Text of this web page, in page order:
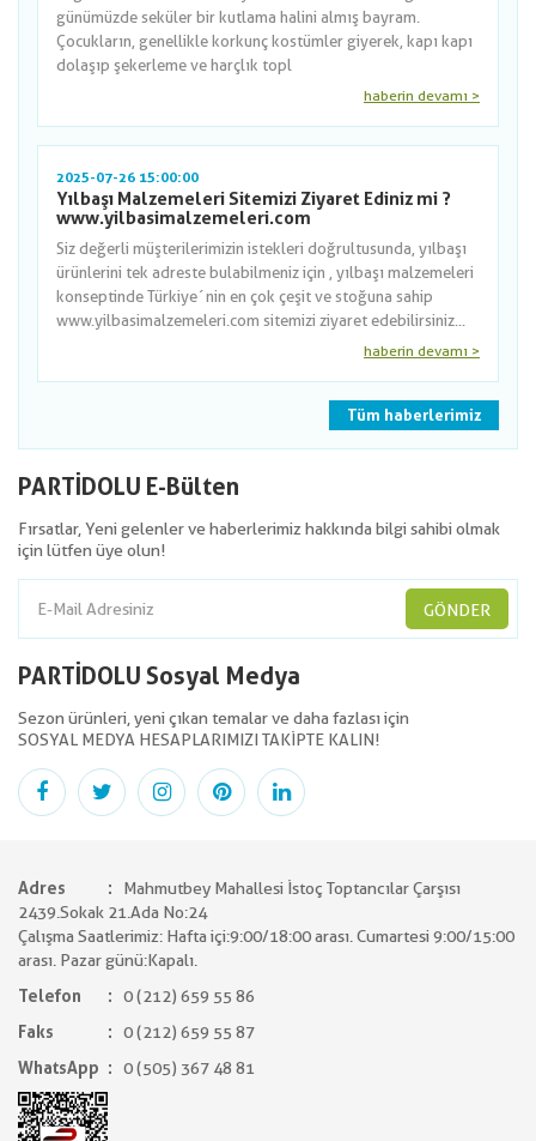
günümüzde seküler bir kutlama halini almış bayram.
Çocukların, genellikle korkunç kostümler giyerek, kapı kapı
dolaşıp şekerleme ve harçlık topl
haberin devamı >
2025-07-26 15:00:00
Yılbaşı Malzemeleri Sitemizi Ziyaret Ediniz mi ?
www.yilbasimalzemeleri.com
Siz değerli müşterilerimizin istekleri doğrultusunda, yılbaşı
ürünlerini tek adreste bulabilmeniz için , yılbaşı malzemeleri
konseptinde Türkiye´nin en çok çeşit ve stoğuna sahip
www.yilbasimalzemeleri.com sitemizi ziyaret edebilirsiniz...
haberin devamı >
Tüm haberlerimiz
PARTİDOLU E-Bülten
Fırsatlar, Yeni gelenler ve haberlerimiz hakkında bilgi sahibi olmak
için lütfen üye olun!
GÖNDER
PARTİDOLU Sosyal Medya
Sezon ürünleri, yeni çıkan temalar ve daha fazlası için
SOSYAL MEDYA HESAPLARIMIZI TAKİPTE KALIN!
Adres
Mahmutbey Mahallesi İstoç Toptancılar Çarşısı
2439.Sokak 21.Ada No:24
Çalışma Saatlerimiz: Hafta içi:9:00/18:00 arası. Cumartesi 9:00/15:00
arası. Pazar günü:Kapalı.
Telefon
0 (212) 659 55 86
Faks
0 (212) 659 55 87
WhatsApp
0 (505) 367 48 81